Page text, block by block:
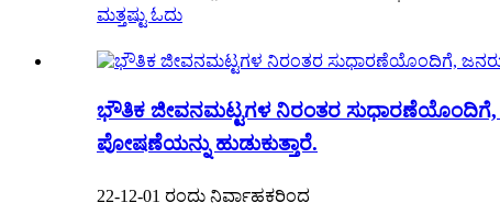
ಮತ್ತಷ್ಟು ಓದು
ಭೌತಿಕ ಜೀವನಮಟ್ಟಗಳ ನಿರಂತರ ಸುಧಾರಣೆಯೊಂದಿಗೆ,
ಪೋಷಣೆಯನ್ನು ಹುಡುಕುತ್ತಾರೆ.
22-12-01 ರಂದು ನಿರ್ವಾಹಕರಿಂದ